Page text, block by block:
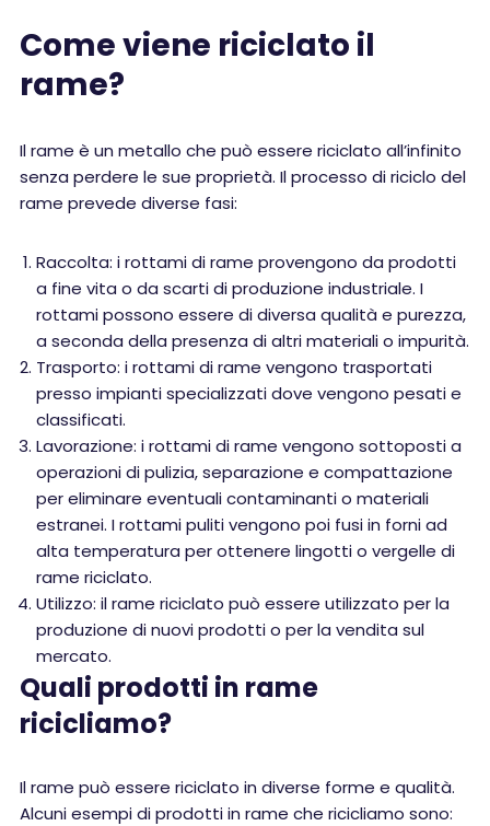
Come viene riciclato il
rame?
Il rame è un metallo che può essere riciclato all’infinito
senza perdere le sue proprietà. Il processo di riciclo del
rame prevede diverse fasi:
Raccolta: i rottami di rame provengono da prodotti
a fine vita o da scarti di produzione industriale. I
rottami possono essere di diversa qualità e purezza,
a seconda della presenza di altri materiali o impurità.
Trasporto: i rottami di rame vengono trasportati
presso impianti specializzati dove vengono pesati e
classificati.
Lavorazione: i rottami di rame vengono sottoposti a
operazioni di pulizia, separazione e compattazione
per eliminare eventuali contaminanti o materiali
estranei. I rottami puliti vengono poi fusi in forni ad
alta temperatura per ottenere lingotti o vergelle di
rame riciclato.
Utilizzo: il rame riciclato può essere utilizzato per la
produzione di nuovi prodotti o per la vendita sul
mercato.
Quali prodotti in rame
ricicliamo?
Il rame può essere riciclato in diverse forme e qualità.
Alcuni esempi di prodotti in rame che ricicliamo sono: